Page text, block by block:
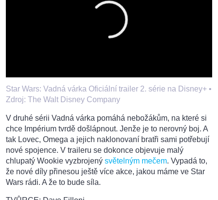
Star Wars: Vadná várka Oficiální trailer 2. série na Disney+ •
Zdroj: The Walt Disney Company
V druhé sérii Vadná várka pomáhá nebožákům, na které si
chce Impérium tvrdě došlápnout. Jenže je to nerovný boj. A
tak Lovec, Omega a jejich naklonovaní bratři sami potřebují
nové spojence. V traileru se dokonce objevuje malý
chlupatý Wookie vyzbrojený světelným mečem. Vypadá to,
že nové díly přinesou ještě více akce, jakou máme ve Star
Wars rádi. A že to bude síla.